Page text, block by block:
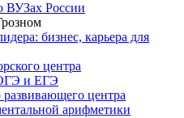
ВУЗах России
бизнес, карьера для
центра
и ЕГЭ
центра
арифметики